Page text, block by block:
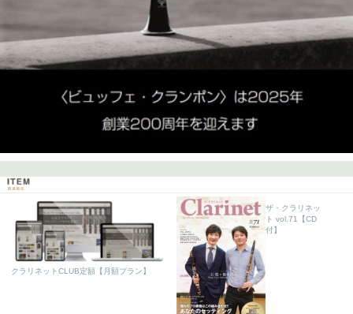
クラリネットCLUB定額【月額プラン】
ザ・クラリネッ
ト vol.71【CD
付】